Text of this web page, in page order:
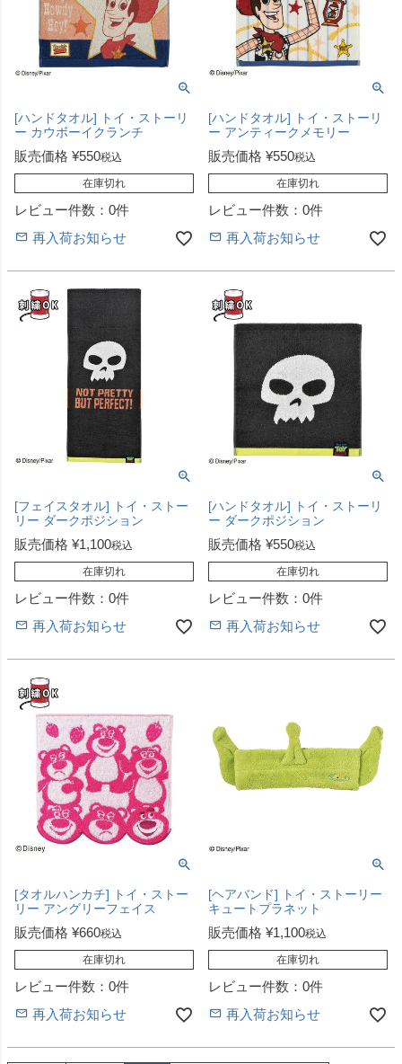
[ハンドタオル] トイ・ストーリ
ー カウボーイクランチ
販売価格 ¥550税込
在庫切れ
レビュー件数：0件
再入荷お知らせ
[ハンドタオル] トイ・ストーリ
ー アンティークメモリー
販売価格 ¥550税込
在庫切れ
レビュー件数：0件
再入荷お知らせ
[フェイスタオル] トイ・ストー
リー ダークポジション
販売価格 ¥1,100税込
在庫切れ
レビュー件数：0件
再入荷お知らせ
[ハンドタオル] トイ・ストーリ
ー ダークポジション
販売価格 ¥550税込
在庫切れ
レビュー件数：0件
再入荷お知らせ
[タオルハンカチ] トイ・ストー
リー アングリーフェイス
販売価格 ¥660税込
在庫切れ
レビュー件数：0件
再入荷お知らせ
[ヘアバンド] トイ・ストーリー
キュートプラネット
販売価格 ¥1,100税込
在庫切れ
レビュー件数：0件
再入荷お知らせ